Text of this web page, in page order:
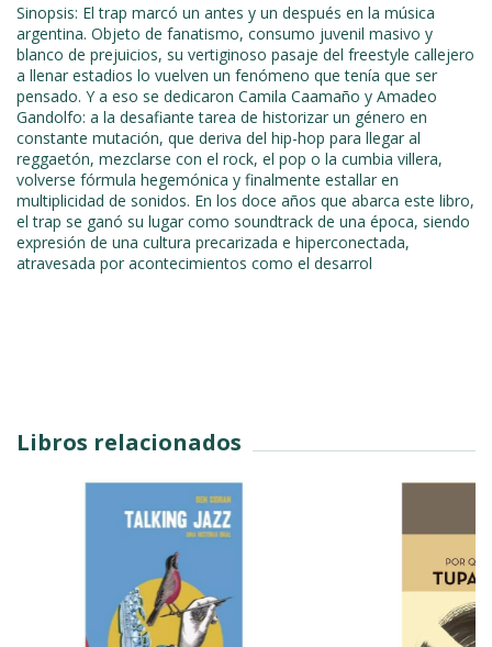
Sinopsis: El trap marcó un antes y un después en la música
argentina. Objeto de fanatismo, consumo juvenil masivo y
blanco de prejuicios, su vertiginoso pasaje del freestyle callejero
a llenar estadios lo vuelven un fenómeno que tenía que ser
pensado. Y a eso se dedicaron Camila Caamaño y Amadeo
Gandolfo: a la desafiante tarea de historizar un género en
constante mutación, que deriva del hip-hop para llegar al
reggaetón, mezclarse con el rock, el pop o la cumbia villera,
volverse fórmula hegemónica y finalmente estallar en
multiplicidad de sonidos. En los doce años que abarca este libro,
el trap se ganó su lugar como soundtrack de una época, siendo
expresión de una cultura precarizada e hiperconectada,
atravesada por acontecimientos como el desarrol
Libros relacionados